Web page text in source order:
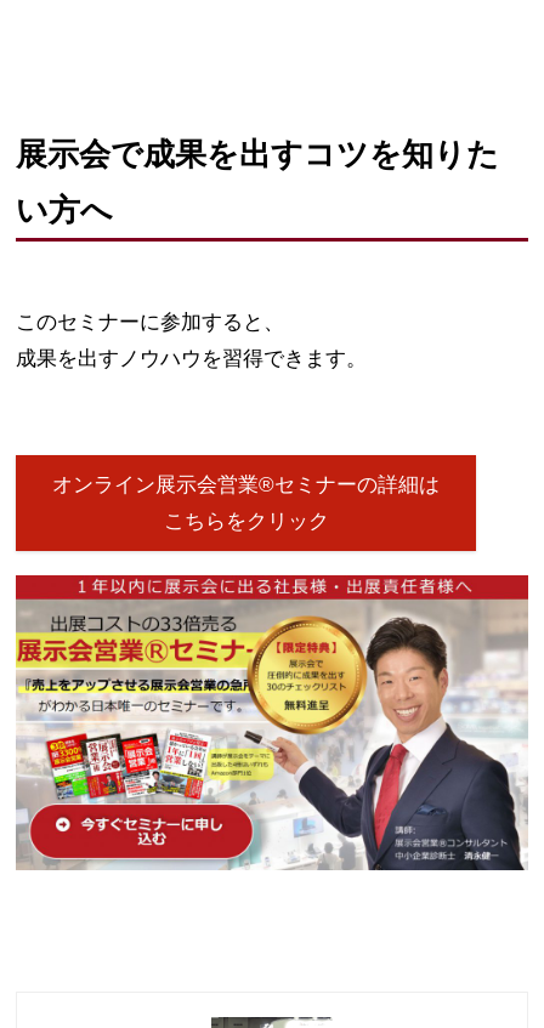
展示会で成果を出すコツを知りた
い方へ
このセミナーに参加すると、
成果を出すノウハウを習得できます。
オンライン展示会営業®セミナーの詳細は
こちらをクリック